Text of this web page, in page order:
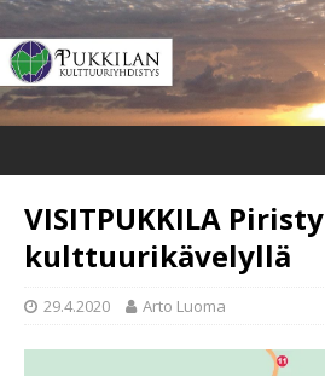
VISITPUKKILA Piristy
kulttuurikävelyllä
29.4.2020 Arto Luoma